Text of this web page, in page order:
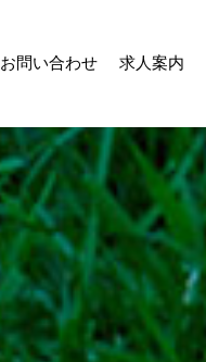
お問い合わせ 求人案内